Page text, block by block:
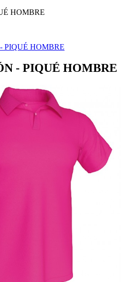
HOMBRE
PIQUÉ HOMBRE
- PIQUÉ HOMBRE